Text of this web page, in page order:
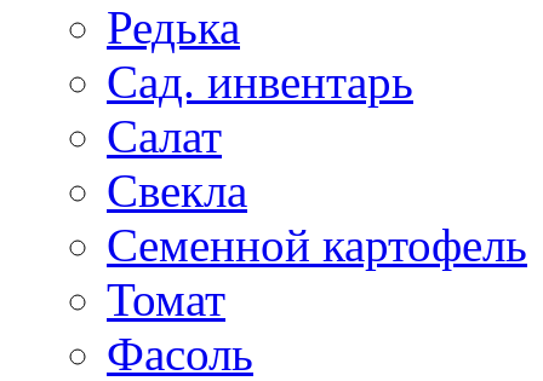
Редька
Сад. инвентарь
Салат
Свекла
Семенной картофель
Томат
Фасоль